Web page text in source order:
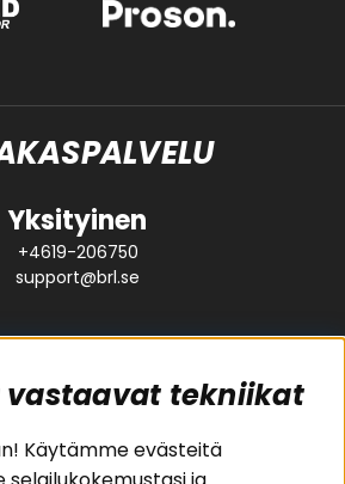
Yksityinen
+4619-206750
support@brl.se
Asiakaspalvelu
vastaavat tekniikat
Käytämme evästeitä